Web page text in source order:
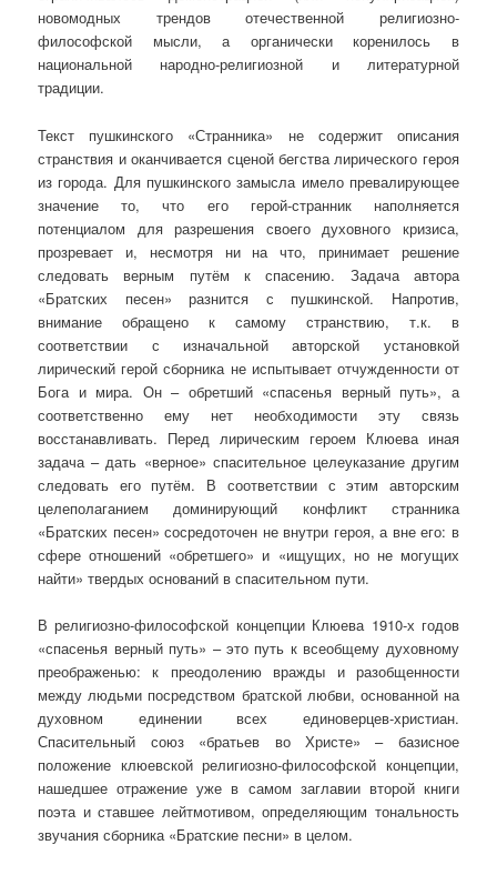
новомодных трендов отечественной религиозно-
философской мысли, а органически коренилось в
национальной народно-религиозной и литературной
традиции.
Текст пушкинского «Странника» не содержит описания
странствия и оканчивается сценой бегства лирического героя
из города. Для пушкинского замысла имело превалирующее
значение то, что его герой-странник наполняется
потенциалом для разрешения своего духовного кризиса,
прозревает и, несмотря ни на что, принимает решение
следовать верным путём к спасению. Задача автора
«Братских песен» разнится с пушкинской. Напротив,
внимание обращено к самому странствию, т.к. в
соответствии с изначальной авторской установкой
лирический герой сборника не испытывает отчужденности от
Бога и мира. Он – обретший «спасенья верный путь», а
соответственно ему нет необходимости эту связь
восстанавливать. Перед лирическим героем Клюева иная
задача – дать «верное» спасительное целеуказание другим
следовать его путём. В соответствии с этим авторским
целеполаганием доминирующий конфликт странника
«Братских песен» сосредоточен не внутри героя, а вне его: в
сфере отношений «обретшего» и «ищущих, но не могущих
найти» твердых оснований в спасительном пути.
В религиозно-философской концепции Клюева 1910-х годов
«спасенья верный путь» – это путь к всеобщему духовному
преображенью: к преодолению вражды и разобщенности
между людьми посредством братской любви, основанной на
духовном единении всех единоверцев-христиан.
Спасительный союз «братьев во Христе» – базисное
положение клюевской религиозно-философской концепции,
нашедшее отражение уже в самом заглавии второй книги
поэта и ставшее лейтмотивом, определяющим тональность
звучания сборника «Братские песни» в целом.